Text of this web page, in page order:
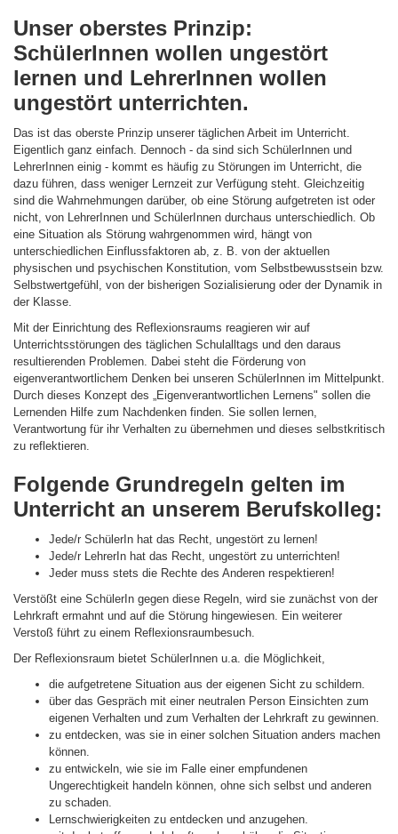
Unser oberstes Prinzip:
SchülerInnen wollen ungestört
lernen und LehrerInnen wollen
ungestört unterrichten.
Das ist das oberste Prinzip unserer täglichen Arbeit im Unterricht.
Eigentlich ganz einfach. Dennoch - da sind sich SchülerInnen und
LehrerInnen einig - kommt es häufig zu Störungen im Unterricht, die
dazu führen, dass weniger Lernzeit zur Verfügung steht. Gleichzeitig
sind die Wahrnehmungen darüber, ob eine Störung aufgetreten ist oder
nicht, von LehrerInnen und SchülerInnen durchaus unterschiedlich. Ob
eine Situation als Störung wahrgenommen wird, hängt von
unterschiedlichen Einflussfaktoren ab, z. B. von der aktuellen
physischen und psychischen Konstitution, vom Selbstbewusstsein bzw.
Selbstwertgefühl, von der bisherigen Sozialisierung oder der Dynamik in
der Klasse.
Mit der Einrichtung des Reflexionsraums reagieren wir auf
Unterrichtsstörungen des täglichen Schulalltags und den daraus
resultierenden Problemen. Dabei steht die Förderung von
eigenverantwortlichem Denken bei unseren SchülerInnen im Mittelpunkt.
Durch dieses Konzept des „Eigenverantwortlichen Lernens" sollen die
Lernenden Hilfe zum Nachdenken finden. Sie sollen lernen,
Verantwortung für ihr Verhalten zu übernehmen und dieses selbstkritisch
zu reflektieren.
Folgende Grundregeln gelten im
Unterricht an unserem Berufskolleg:
Jede/r SchülerIn hat das Recht, ungestört zu lernen!
Jede/r LehrerIn hat das Recht, ungestört zu unterrichten!
Jeder muss stets die Rechte des Anderen respektieren!
Verstößt eine SchülerIn gegen diese Regeln, wird sie zunächst von der
Lehrkraft ermahnt und auf die Störung hingewiesen. Ein weiterer
Verstoß führt zu einem Reflexionsraumbesuch.
Der Reflexionsraum bietet SchülerInnen u.a. die Möglichkeit,
die aufgetretene Situation aus der eigenen Sicht zu schildern.
über das Gespräch mit einer neutralen Person Einsichten zum
eigenen Verhalten und zum Verhalten der Lehrkraft zu gewinnen.
zu entdecken, was sie in einer solchen Situation anders machen
können.
zu entwickeln, wie sie im Falle einer empfundenen
Ungerechtigkeit handeln können, ohne sich selbst und anderen
zu schaden.
Lernschwierigkeiten zu entdecken und anzugehen.